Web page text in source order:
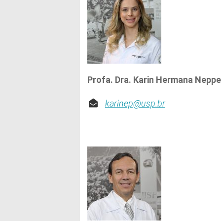
Profa. Dra. Karin Hermana
karinep@usp.br